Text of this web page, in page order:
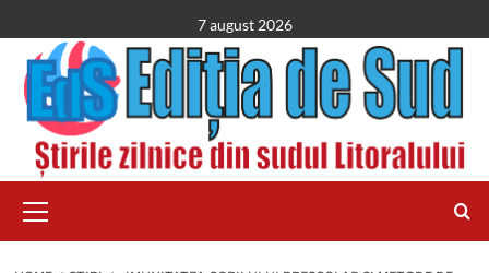
to
content
7 august 2026
Menu